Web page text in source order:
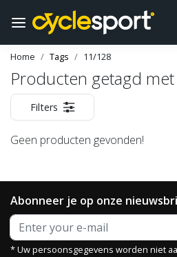
Home Tags 11/128
Producten getagd
Filters
Geen producten gevonden!
Abonneer je op onze
* Uw persoonsgegevens worden niet